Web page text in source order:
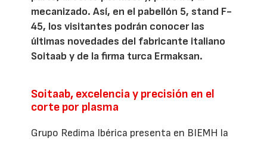
mecanizado. Así, en el pabellón 5, stand F-
45, los visitantes podrán conocer las
últimas novedades del fabricante italiano
Soitaab y de la firma turca Ermaksan.
Soitaab, excelencia y precisión en el
corte por plasma
Grupo Redima Ibérica presenta en BIEMH la